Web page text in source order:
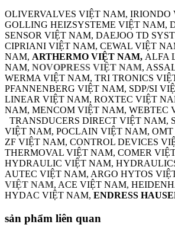
OLIVERVALVES VIỆT NAM, IRIONDO
GOLLING HEIZSYSTEME VIỆT NAM,
SENSOR VIỆT NAM, DAEJOO TD
CIPRIANI VIỆT NAM, CEWAL VIỆT
NAM, ARTHERMO VIỆT NAM, ALFA
NAM, NOVOPRESS VIỆT NAM,
WERMA VIỆT NAM, TRI TRONICS
PFANNENBERG VIỆT NAM, SDP/SI
LINEAR VIỆT NAM, ROXTEC VIỆT
NAM, MENCOM VIỆT NAM, WEBTEC
TRANSDUCERS DIRECT VIỆT NAM,
VIỆT NAM, POCLAIN VIỆT NAM,
ZF VIỆT NAM, CONTROL DEVICES
THERMOVAL VIỆT NAM, COMER
HYDRAULIC VIỆT NAM,
AUTEC VIỆT NAM, ARGO HYTOS
VIỆT NAM, ACE VIỆT NAM,
HYDAC VIỆT NAM, ENDRESS
sản phẩm liên quan